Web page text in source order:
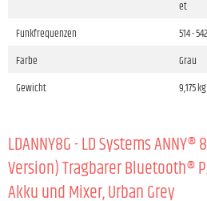
et
Funkfrequenzen
514 -
Farbe
Grau
Gewicht
9,175 kg
LDANNY8G - LD Systems ANNY®
Version) Tragbarer Bluetooth®
Akku und Mixer, Urban Grey